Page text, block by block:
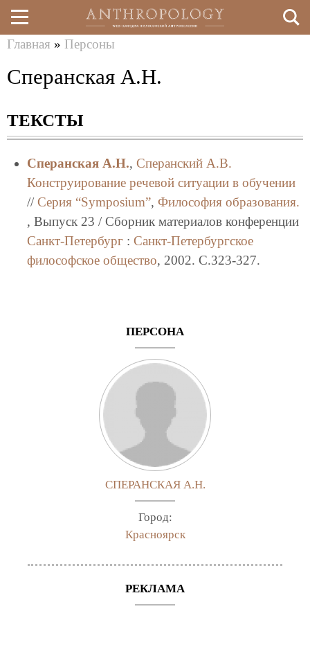
Перейти
к
содержанию
здесь
Главная » Персоны
Сперанская А.Н.
ТЕКСТЫ
Сперанская А.Н., Сперанский А.В.
Конструирование речевой ситуации в обучении
// Серия “Symposium”, Философия образования.
, Выпуск 23 / Сборник материалов конференции
Санкт-Петербург: Санкт-Петербургское
философское общество, 2002. C.323-327.
ПЕРСОНА
СПЕРАНСКАЯ А.Н.
Город:
Красноярск
РЕКЛАМА